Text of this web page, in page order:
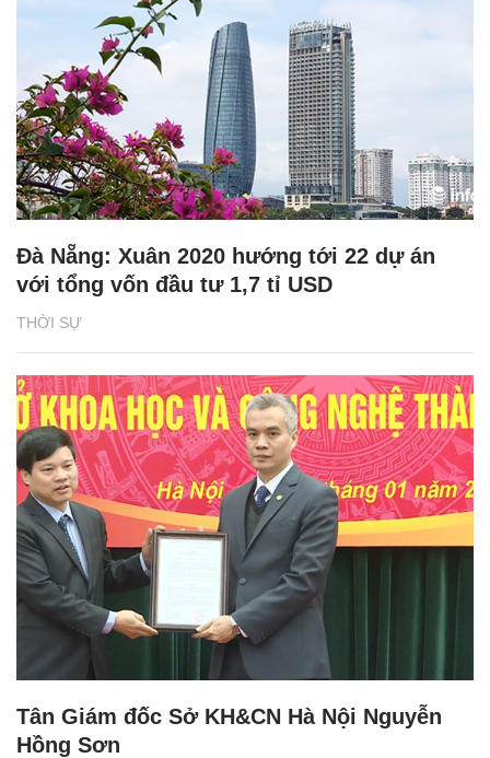
THỜI SỰ
Đà Nẵng: Xuân 2020 hướng tới 22 dự án
với tổng vốn đầu tư 1,7 tỉ USD
Tân Giám đốc Sở KH&CN Hà Nội Nguyễn
Hồng Sơn